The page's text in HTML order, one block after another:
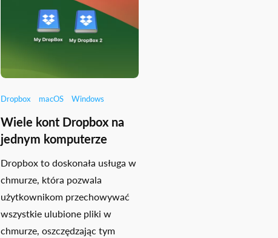
Dropbox macOS Windows
Wiele kont Dropbox na
jednym komputerze
Dropbox to doskonała usługa w
chmurze, która pozwala
użytkownikom przechowywać
wszystkie ulubione pliki w
chmurze, oszczędzając tym